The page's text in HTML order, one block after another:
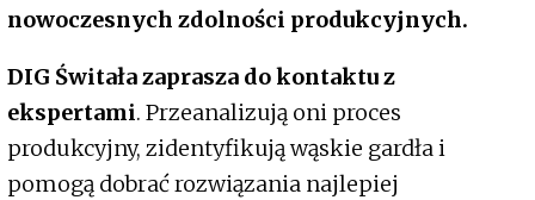
nowoczesnych zdolności produkcyjnych.
DIG Świtała zaprasza do kontaktu z
ekspertami. Przeanalizują oni proces
produkcyjny, zidentyfikują wąskie gardła i
pomogą dobrać rozwiązania najlepiej